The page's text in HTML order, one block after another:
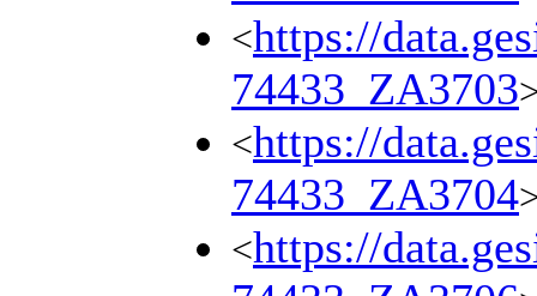
<https://
74433_ZA3703
<https://
74433_ZA3704
<https://